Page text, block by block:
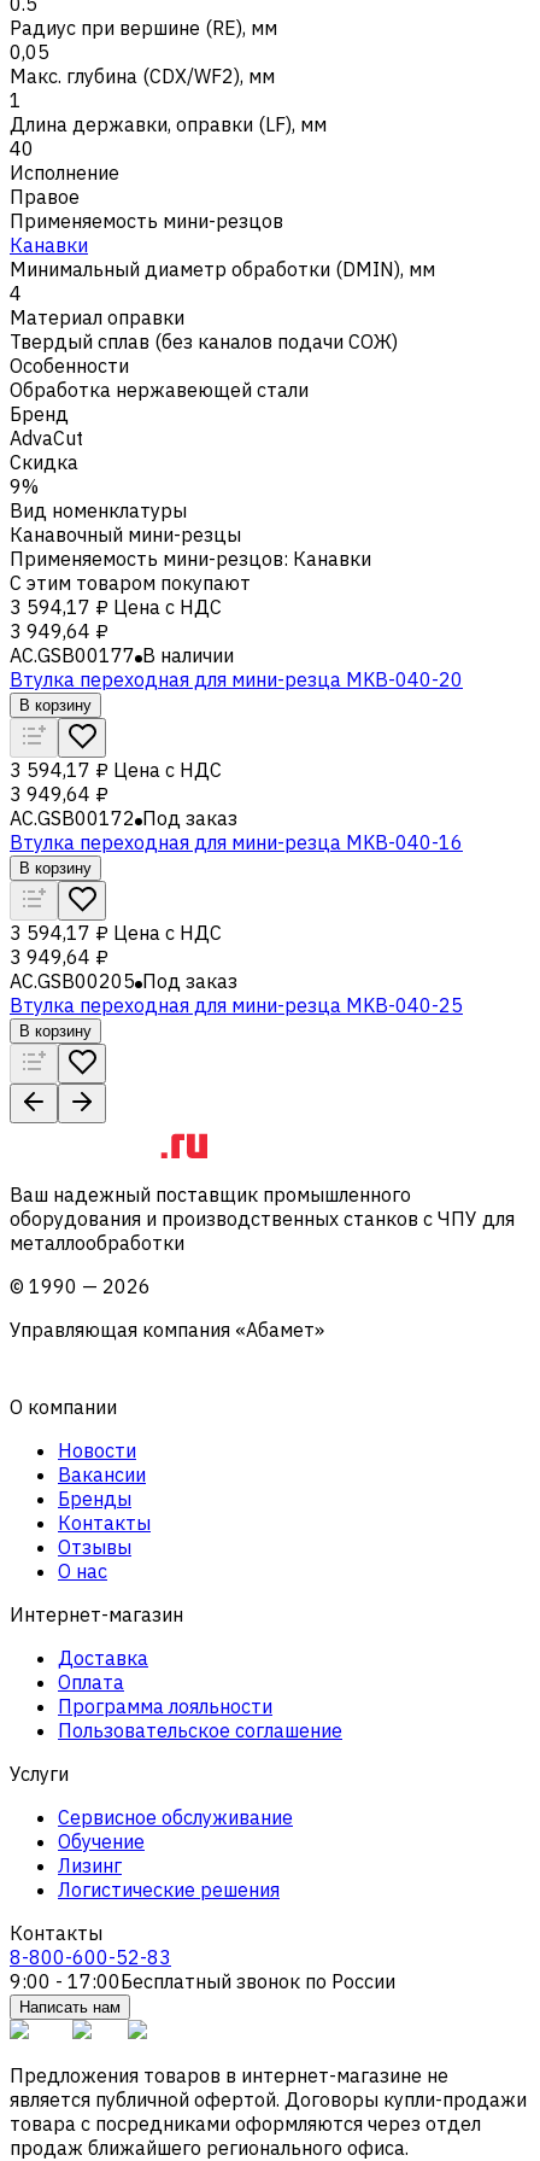
Радиус при вершине (RE), мм
0,05
Макс. глубина (CDX/WF2), мм
1
Длина державки, оправки (LF), мм
40
Исполнение
Правое
Применяемость мини-резцов
Канавки
Минимальный диаметр обработки (DMIN), мм
4
Материал оправки
Твердый сплав (без каналов подачи СОЖ)
Особенности
Обработка нержавеющей стали
Бренд
AdvaCut
Скидка
9%
Вид номенклатуры
Канавочный мини-резцы
Применяемость мини-резцов: Канавки
С этим товаром покупают
3 594,17 ₽ Цена с НДС
3 949,64 ₽
AC.GSB00177 В наличии
Втулка переходная для мини-резца MKB-040-20
В корзину
3 594,17 ₽ Цена с НДС
3 949,64 ₽
AC.GSB00172 Под заказ
Втулка переходная для мини-резца MKB-040-16
В корзину
3 594,17 ₽ Цена с НДС
3 949,64 ₽
AC.GSB00205 Под заказ
Втулка переходная для мини-резца MKB-040-25
В корзину
Ваш надежный поставщик промышленного
оборудования и производственных станков с ЧПУ для
металлообработки
© 1990 — 2026
Управляющая компания «Абамет»
О компании
Новости
Вакансии
Бренды
Контакты
Отзывы
О нас
Интернет-магазин
Доставка
Оплата
Программа лояльности
Пользовательское соглашение
Услуги
Сервисное обслуживание
Обучение
Лизинг
Логистические решения
Контакты
8-800-600-52-83
9:00 - 17:00Бесплатный звонок по России
Написать нам
Предложения товаров в интернет-магазине не
является публичной офертой. Договоры купли-продажи
товара с посредниками оформляются через отдел
продаж ближайшего регионального офиса.